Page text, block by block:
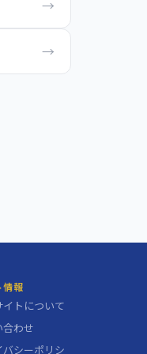
→
→
情報
イトについて
合わせ
バシーポリシ